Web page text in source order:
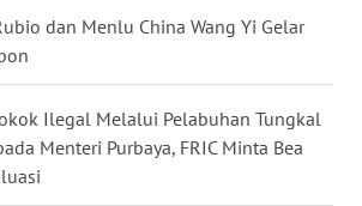
dan Menlu China Wang Yi Gelar
Ilegal Melalui Pelabuhan Tungkal
Menteri Purbaya, FRIC Minta Bea